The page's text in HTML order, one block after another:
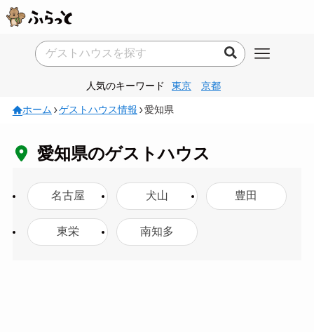
人気のキーワード 東京 京都
ホーム ゲストハウス情報 愛知県
愛知県のゲストハウス
名古屋 犬山 豊田
東栄 南知多